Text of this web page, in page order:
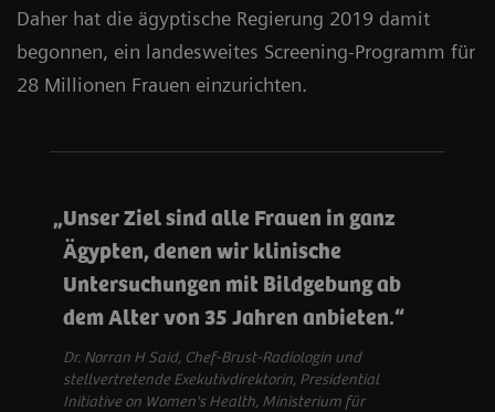
Daher hat die ägyptische Regierung 2019 damit
begonnen, ein landesweites Screening-Programm für
28 Millionen Frauen einzurichten.
Unser Ziel sind alle Frauen in ganz
Ägypten, denen wir klinische
Untersuchungen mit Bildgebung ab
dem Alter von 35 Jahren anbieten.
Dr. Norran H Said, Chef-Brust-Radiologin und
stellvertretende Exekutivdirektorin, Presidential
Initiative on Women's Health, Ministerium für